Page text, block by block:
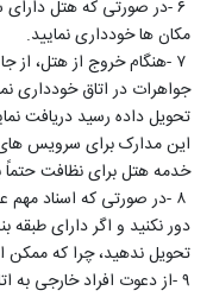
۶-در صورتی که هتل دارای
مکان ها خودداری نمایید.
۷ -هنگام خروج از هتل، از
جواهرات در اتاق خودداری
تحویل داده رسید دریافت
این مدارک برای سرویس های
خدمه هتل برای نظافت حتماً
۸ -در صورتی که اسناد مهم
دور نکنید و اگر دارای
تحویل ندهید، چرا که ممکن
۹-از دعوت افراد خارجی به